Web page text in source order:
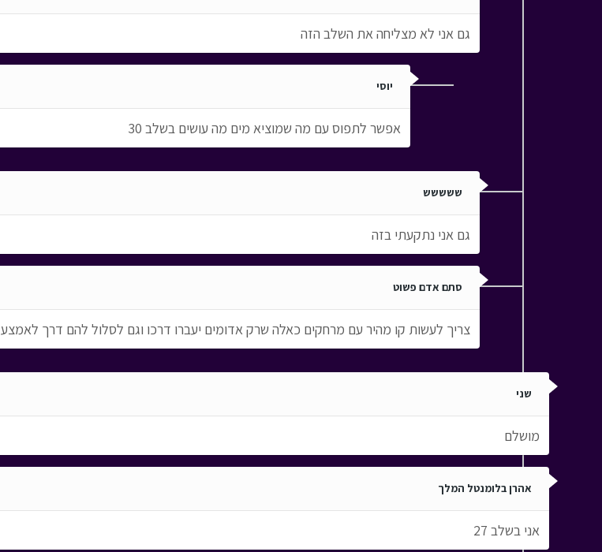
גם אני לא מצליחה את השלב הזה
יוסי
אפשר לתפוס עם מה שמוציא מים מה עושים בשלב 30
ששששש
גם אני נתקעתי בזה
סתם אדם פשוט
צריך לעשות קו מהיר עם מרחקים כאלה שרק אדומים יעברו דרכו וגם לסלול להם דרך לאמצע
שני
מושלם
אהרן בלומנטל המלך
אני בשלב 27